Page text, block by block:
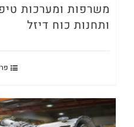
משרפות ומערכות
ותחנות כוח דיזל